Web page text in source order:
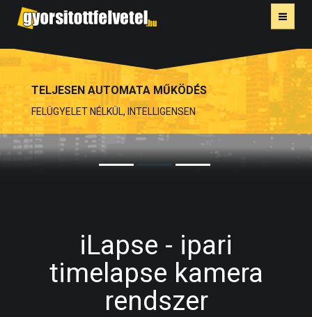
SZOLGÁLTATÁS
JELLEMZŐK
ALKALMAZÁSI TERÜLET
AI KÉPFELDOLGOZÁS
iLapse - ipari
timelapse kamera
rendszer